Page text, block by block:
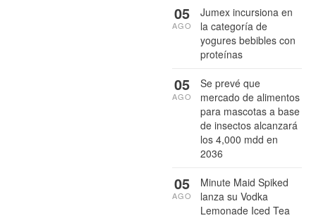
Jumex incursiona en
la categoría de
yogures bebibles con
proteínas
05
AGO
Se prevé que
mercado de alimentos
para mascotas a base
de insectos alcanzará
los 4,000 mdd en
2036
05
AGO
Minute Maid Spiked
lanza su Vodka
Lemonade Iced Tea
05
AGO